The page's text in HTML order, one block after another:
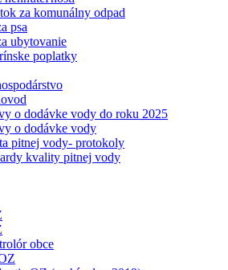
za komunálny odpad
psa
ubytovanie
poplatky
o dodávke vody do roku 2025
o dodávke vody
pitnej vody- protokoly
kvality pitnej vody
obce